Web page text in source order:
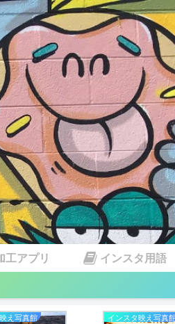
工アプリ インスタ用語
え写真館 インスタ映え写真